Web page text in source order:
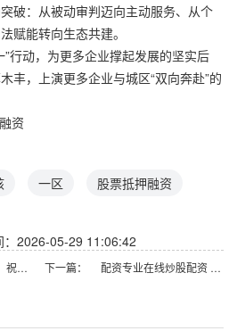
破：从被动审判迈向主动服务、从个
赋能转向生态共建。
行动，为更多企业撑起发展的坚实后
丰，上演更多企业与城区“双向奔赴”的
资
一区 股票抵押融资
：2026-05-29 11:06:42
股市开杠杆 何小鹏：祝贺小米YU7取得优秀的成绩 静候雷总早点给我交付 下一篇： 配资专业在线炒股配资 东方雨虹控股股东李卫国拟减持不超1.94%股份用于偿债